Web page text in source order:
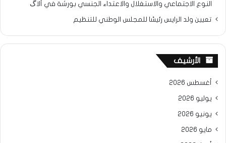
النوع الاجتماعي والاستغلال والاعتداء الجنسي بورشة في ألاگ
تعيين ولد الرايس رئيسًا للمجلس الوطني للتنظيم
الأرشيف
أغسطس 2026
يوليو 2026
يونيو 2026
مايو 2026